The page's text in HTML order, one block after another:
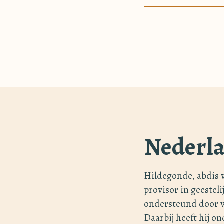
Hildegonde, abdis
provisor in
ondersteund door
Daarbij heeft hij